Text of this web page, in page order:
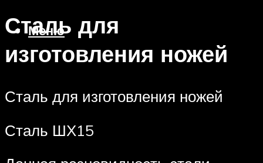
Меню
Сталь для
изготовления ножей
Сталь для изготовления ножей
Сталь ШХ15